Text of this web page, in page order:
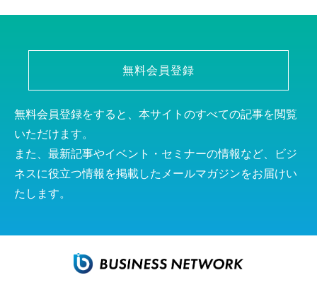
無料会員登録
無料会員登録をすると、本サイトのすべての記事を閲覧
いただけます。
また、最新記事やイベント・セミナーの情報など、ビジ
ネスに役立つ情報を掲載したメールマガジンをお届けい
たします。